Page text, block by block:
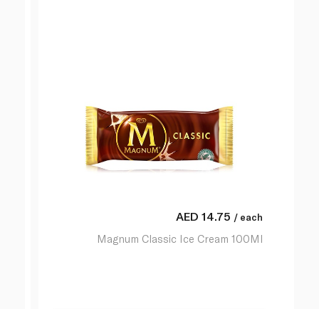
AED 14.75 / each
Magnum Classic Ice Cream 100Ml